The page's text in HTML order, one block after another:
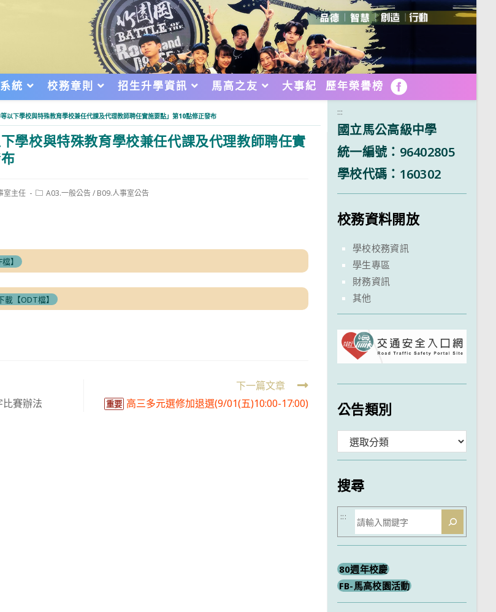
統 校務章則 招生升學資訊 馬高之友 大事紀 歷年榮譽榜 FB
以下學校與特殊教育學校兼任代課及代理教師聘任實施要點」第10點修正發布
下學校與特殊教育學校兼任代課及代理教師聘任實
室主任
PostA03.一般公告/ B09.人事室公告
】
載【ODT檔】
賽辦法
下一篇文章
重要 高三多元選修加退選(9/01(五)10:00-17:00)
:::
國立馬公高級中學
統一編號：96402805
學校代碼：160302
校務資料開放
學校校務資訊
學生專區
財務資訊
其他
公告類別
類
搜尋
搜
尋
:::
80週年校慶
FB-馬高校園活動